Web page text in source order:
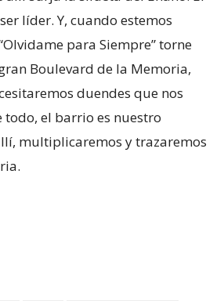
líder. Y, cuando estemos
para Siempre” torne
Boulevard de la Memoria,
duendes que nos
todo, el barrio es nuestro
multiplicaremos y trazaremos